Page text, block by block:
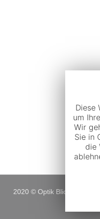
2020 © Optik Blickwinkel |
Diese
um
Wir
Sie in
die